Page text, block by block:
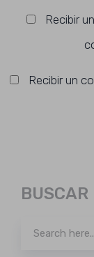
Recibir
Recibir un
BUSCAR